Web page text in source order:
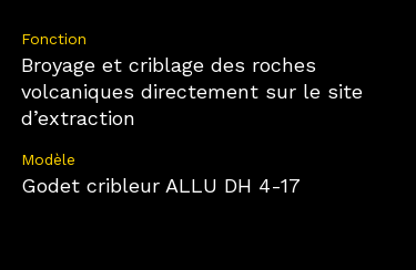
la sécurité, prévenir et détecter
et réparer les erreurs, Fournir et
des publicités et du contenu.
Toujours activé
Fonction
Broyage et criblage des roches
volcaniques directement sur le site
d’extraction
Modèle
Godet cribleur ALLU DH 4-17